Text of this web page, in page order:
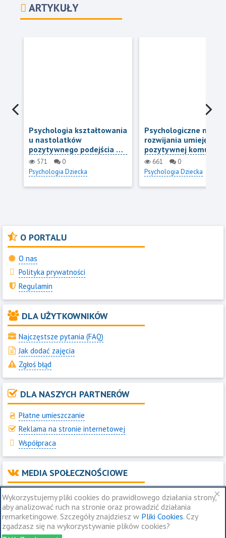
ARTYKUŁY
Psychologia kształtowania
u nastolatków
pozytywnego podejścia do
swoich zainteresowań i
pasji
571
0
Psychologia Dziecka
Psychologiczne
rozwijania
pozytywnej
nastolatków
661
0
Psychologia Dziecka
O PORTALU
O nas
Polityka prywatności
Regulamin
DLA UŻYTKOWNIKÓW
Najczęstsze pytania (FAQ)
Jak dodać zajęcia
Zgłoś błąd
DLA NASZYCH PARTNERÓW
Płatne umieszczanie
Reklama na stronie internetowej
Współpraca
MEDIA SPOŁECZNOŚCIOWE
Jesteśmy na Instagram
Jesteśmy na Facebook
Jesteśmy na Telegram
×
Wykorzystujemy pliki cookies do prawidłowego działania strony,
aby analizować ruch na stronie oraz prowadzić działania
remarketingowe. Szczegóły znajdziesz w Pliki Cookies. Czy
zgadzasz się na wykorzystywanie plików cookies?